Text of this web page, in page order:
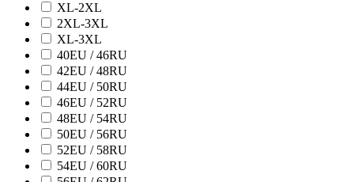
XL-2XL
2XL-3XL
XL-3XL
40EU / 46RU
42EU / 48RU
44EU / 50RU
46EU / 52RU
48EU / 54RU
50EU / 56RU
52EU / 58RU
54EU / 60RU